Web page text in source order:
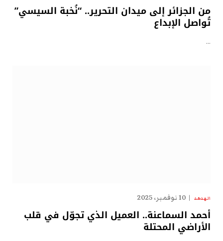
من الجزائر إلى ميدان التحرير.. “نُخبة السيسي”
تُواصل الإبداع
…
الهدهد 10 نوفمبر، 2025
أحمد السماعنة.. العميل الذي تجوّل في قلب
الأراضي المحتلة